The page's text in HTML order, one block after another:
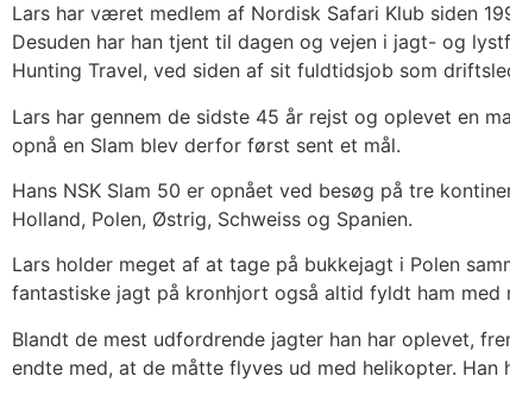
Lars har været medlem af Nordisk Safari Klub siden
Desuden har han tjent til dagen og vejen i jagt- og
Hunting Travel, ved siden af sit fuldtidsjob som
Lars har gennem de sidste 45 år rejst og oplevet en
opnå en Slam blev derfor først sent et mål.
Hans NSK Slam 50 er opnået ved besøg på tre
Holland, Polen, Østrig, Schweiss og Spanien.
Lars holder meget af at tage på bukkejagt i Polen
fantastiske jagt på kronhjort også altid fyldt ham med
Blandt de mest udfordrende jagter han har oplevet,
endte med, at de måtte flyves ud med helikopter.